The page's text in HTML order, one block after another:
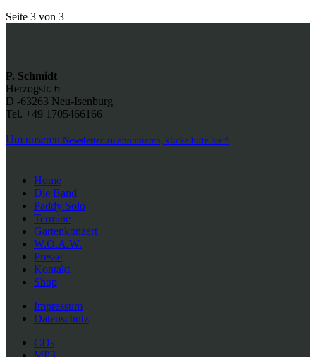
Seite 3 von 3
P. Schmidt
Herzogstr. 6
D -63263 Neu-Isenburg
Tel. +49 1705466166
Um unseren Newsletter zu abonnieren, klicke bitte hier!
Home
Die Band
Paddy Solo
Termine
Gartenkonzert
W.O.A.W.
Presse
Kontakt
Shop
Impressum
Datenschutz
CDs